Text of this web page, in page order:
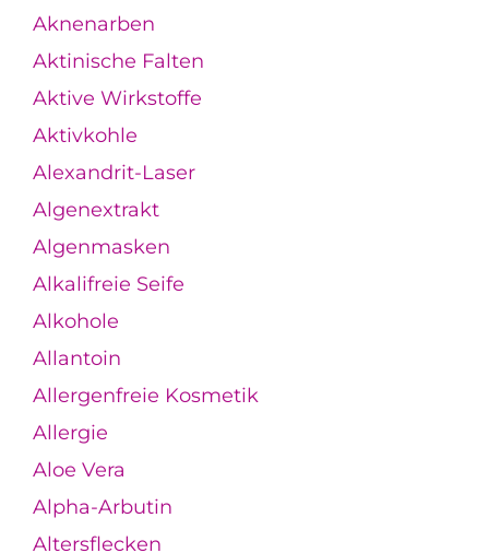
Aknenarben
Aktinische Falten
Aktive Wirkstoffe
Aktivkohle
Alexandrit-Laser
Algenextrakt
Algenmasken
Alkalifreie Seife
Alkohole
Allantoin
Allergenfreie Kosmetik
Allergie
Aloe Vera
Alpha-Arbutin
Altersflecken